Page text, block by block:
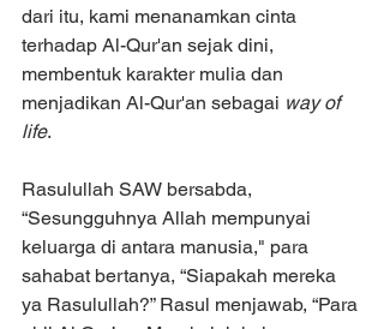
dari itu, kami menanamkan cinta
terhadap Al-Qur'an sejak dini,
membentuk karakter mulia dan
menjadikan Al-Qur'an sebagai way of
life.
Rasulullah SAW bersabda,
“Sesungguhnya Allah mempunyai
keluarga di antara manusia," para
sahabat bertanya, “Siapakah mereka
ya Rasulullah?” Rasul menjawab, “Para